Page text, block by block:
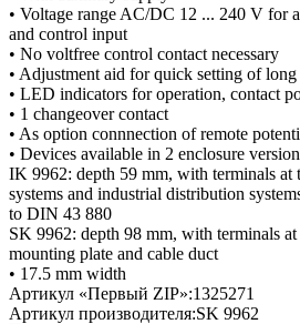
• Voltage range AC/DC 12 ... 240 V for
and control input
• No voltfree control contact necessary
• Adjustment aid for quick setting of long
• LED indicators for operation, contact
• 1 changeover contact
• As option connnection of remote
• Devices available in 2 enclosure
IK 9962: depth 59 mm, with terminals at
systems and industrial distribution
to DIN 43 880
SK 9962: depth 98 mm, with terminals
mounting plate and cable duct
• 17.5 mm width
Артикул «Первый ZIP»:1325271
Артикул производителя:SK 9962